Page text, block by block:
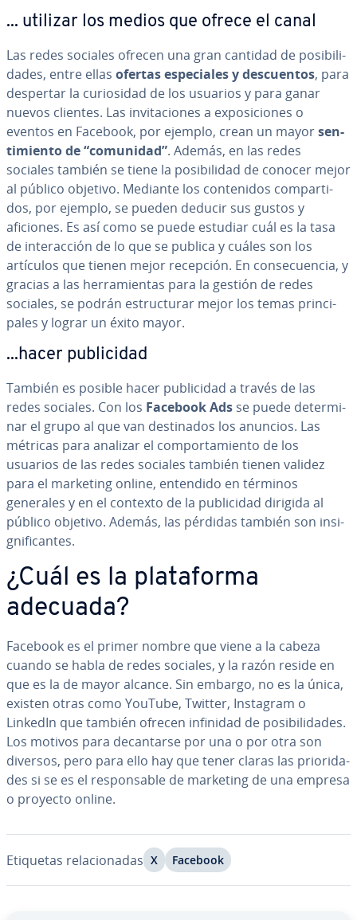
... utilizar los medios que ofrece el canal
Las redes sociales ofrecen una gran cantidad de po­si­bi­li­
da­des, entre ellas ofertas es­pe­cia­les y de­s­cue­n­tos, para
despertar la cu­rio­si­dad de los usuarios y para ganar
nuevos clientes. Las in­vi­ta­cio­nes a ex­po­si­cio­nes o
eventos en Facebook, por ejemplo, crean un mayorse­n­
ti­mie­n­to de “comunidad”. Además, en las redes
sociales también se tiene la po­si­bi­li­dad de conocer mejor
al público objetivo. Mediante los co­n­te­ni­dos co­m­pa­r­ti­
dos, por ejemplo, se pueden deducir sus gustos y
aficiones. Es así como se puede estudiar cuál es la tasa
de in­ter­ac­ción de lo que se publica y cuáles son los
artículos que tienen mejor recepción. En co­n­se­cue­n­cia, y
gracias a las he­rra­mie­n­tas para la gestión de redes
sociales, se podrán es­tru­c­tu­rar mejor los temas pri­n­ci­
pa­les y lograr un éxito mayor.
...hacer pu­bli­ci­dad
También es posible hacer pu­bli­ci­dad a través de las
redes sociales. Con los Facebook Ads se puede de­te­r­mi­
nar el grupo al que van de­s­ti­na­dos los anuncios. Las
métricas para analizar el co­m­po­r­ta­mie­n­to de los
usuarios de las redes sociales también tienen validez
para el marketing online, entendido en términos
generales y en el contexto de la pu­bli­ci­dad dirigida al
público objetivo. Además, las pérdidas también son in­si­
g­ni­fi­ca­n­tes.
¿Cuál es la pla­ta­fo­r­ma
adecuada?
Facebook es el primer nombre que viene a la cabeza
cuando se habla de redes sociales, y la razón reside en
que es la de mayor alcance. Sin embargo, no es la única,
existen otras como YouTube, Twitter, Instagram o
LinkedIn que también ofrecen infinidad de po­si­bi­li­da­des.
Los motivos para de­ca­n­tar­se por una o por otra son
diversos, pero para ello hay que tener claras las prio­ri­da­
des si se es el re­s­po­n­sa­ble de marketing de una empresa
o proyecto online.
Etiquetas re­la­cio­na­das X Facebook